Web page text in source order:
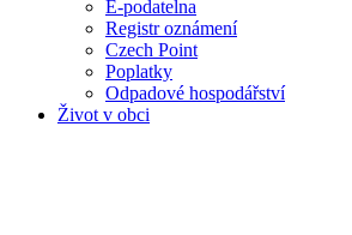
E-podatelna
Registr oznámení
Czech Point
Poplatky
Odpadové hospodářství
Život v obci